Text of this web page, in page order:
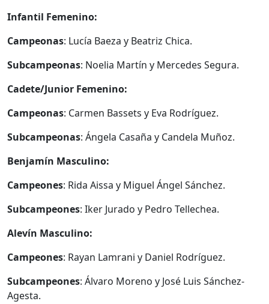
Infantil Femenino:
Campeonas: Lucía Baeza y Beatriz Chica.
Subcampeonas: Noelia Martín y Mercedes Segura.
Cadete/Junior Femenino:
Campeonas: Carmen Bassets y Eva Rodríguez.
Subcampeonas: Ángela Casaña y Candela Muñoz.
Benjamín Masculino:
Campeones: Rida Aissa y Miguel Ángel Sánchez.
Subcampeones: Iker Jurado y Pedro Tellechea.
Alevín Masculino:
Campeones: Rayan Lamrani y Daniel Rodríguez.
Subcampeones: Álvaro Moreno y José Luis Sánchez-
Agesta.